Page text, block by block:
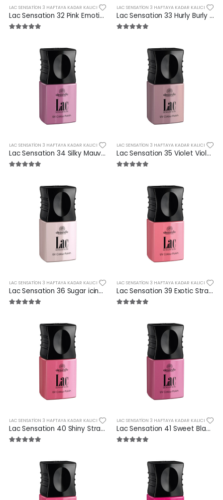
LAC SENSATION 3 HAFTAYA KADAR KALICI
Lac Sensation 32 Pink Emotion 10 ml
LAC SENSATION 3 HAFTAYA KADAR KALICI
Lac Sensation 33 Hurly Burly 10 ml
LAC SENSATION 3 HAFTAYA KADAR KALICI
Lac Sensation 34 Silky Mauve 10 ml
LAC SENSATION 3 HAFTAYA KADAR KALICI
Lac Sensation 35 Violet Violet 10 ml
LAC SENSATION 3 HAFTAYA KADAR KALICI
Lac Sensation 36 Sugar icing 10 ml
LAC SENSATION 3 HAFTAYA KADAR KALICI
Lac Sensation 39 Exotic Strawberry 10 ml
LAC SENSATION 3 HAFTAYA KADAR KALICI
Lac Sensation 40 Shiny Strawberry 10 ml
LAC SENSATION 3 HAFTAYA KADAR KALICI
Lac Sensation 41 Sweet Blackberry 10 ml